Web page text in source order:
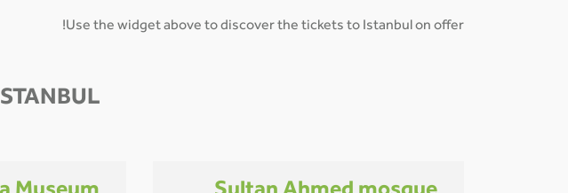
Use the widget above to discover the tickets to Istanbul on offer!